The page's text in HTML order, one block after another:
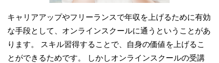
キャリアアップやフリーランスで年収を上げるために有効
な手段として、オンラインスクールに通うということがあ
ります。 スキル習得することで、自身の価値を上げるこ
とができるためです。 しかしオンラインスクールの受講